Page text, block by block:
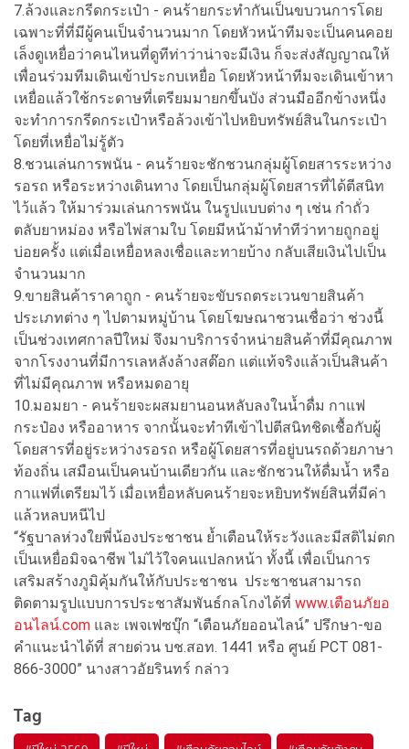
7.ล้วงและกรีดกระเป๋า - คนร้ายกระทำกันเป็นขบวนการโดย
เฉพาะที่ที่มีผู้คนเป็นจำนวนมาก โดยหัวหน้าทีมจะเป็นคนคอย
เล็งดูเหยื่อว่าคนไหนที่ดูทีท่าว่าน่าจะมีเงิน ก็จะส่งสัญญาณให้
เพื่อนร่วมทีมเดินเข้าประกบเหยื่อ โดยหัวหน้าทีมจะเดินเข้าหา
เหยื่อแล้วใช้กระดาษที่เตรียมมายกขึ้นบัง ส่วนมืออีกข้างหนึ่ง
จะทำการกรีดกระเป๋าหรือล้วงเข้าไปหยิบทรัพย์สินในกระเป๋า
โดยที่เหยื่อไม่รู้ตัว
8.ชวนเล่นการพนัน - คนร้ายจะชักชวนกลุ่มผู้โดยสารระหว่าง
รอรถ หรือระหว่างเดินทาง โดยเป็นกลุ่มผู้โดยสารที่ได้ตีสนิท
ไว้แล้ว ให้มาร่วมเล่นการพนัน ในรูปแบบต่าง ๆ เช่น กำถั่ว
ตลับยาหม่อง หรือไพ่สามใบ โดยมีหน้าม้าทำทีว่าทายถูกอยู่
บ่อยครั้ง แต่เมื่อเหยื่อหลงเชื่อและทายบ้าง กลับเสียเงินไปเป็น
จำนวนมาก
9.ขายสินค้าราคาถูก - คนร้ายจะขับรถตระเวนขายสินค้า
ประเภทต่าง ๆ ไปตามหมู่บ้าน โดยโฆษณาชวนเชื่อว่า ช่วงนี้
เป็นช่วงเทศกาลปีใหม่ จึงมาบริการจำหน่ายสินค้าที่มีคุณภาพ
จากโรงงานที่มีการเลหลังล้างสต๊อก แต่แท้จริงแล้วเป็นสินค้า
ที่ไม่มีคุณภาพ หรือหมดอายุ
10.มอมยา - คนร้ายจะผสมยานอนหลับลงในน้ำดื่ม กาแฟ
กระป๋อง หรืออาหาร จากนั้นจะทำทีเข้าไปตีสนิทชิดเชื้อกับผู้
โดยสารที่อยู่ระหว่างรอรถ หรือผู้โดยสารที่อยู่บนรถด้วยภาษา
ท้องถิ่น เสมือนเป็นคนบ้านเดียวกัน และชักชวนให้ดื่มน้ำ หรือ
กาแฟที่เตรียมไว้ เมื่อเหยื่อหลับคนร้ายจะหยิบทรัพย์สินที่มีค่า
แล้วหลบหนีไป
“รัฐบาลห่วงใยพี่น้องประชาชน ย้ำเตือนให้ระวังและมีสติไม่ตก
เป็นเหยื่อมิจฉาชีพ ไม่ไว้ใจคนแปลกหน้า ทั้งนี้ เพื่อเป็นการ
เสริมสร้างภูมิคุ้มกันให้กับประชาชน ประชาชนสามารถ
ติดตามรูปแบบการประชาสัมพันธ์กลโกงได้ที่ www.เตือนภัยอ
อนไลน์.com และ เพจเฟซบุ๊ก “เตือนภัยออนไลน์” ปรึกษา-ขอ
คำแนะนำได้ที่ สายด่วน บช.สอท. 1441 หรือ ศูนย์ PCT 081-
866-3000” นางสาวอัยรินทร์ กล่าว
Tag